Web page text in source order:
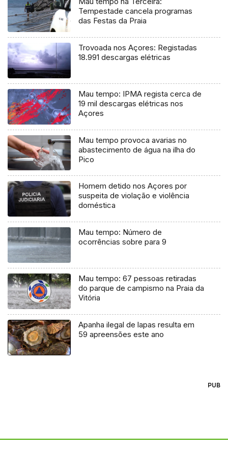
Tempestade cancela programas
das Festas da Praia
Trovoada nos Açores: Registadas
18.991 descargas elétricas
Mau tempo: IPMA regista cerca de
19 mil descargas elétricas nos
Açores
Mau tempo provoca avarias no
abastecimento de água na ilha do
Pico
Homem detido nos Açores por
suspeita de violação e violência
doméstica
Mau tempo: Número de
ocorrências sobre para 9
Mau tempo: 67 pessoas retiradas
do parque de campismo na Praia da
Vitória
Apanha ilegal de lapas resulta em
59 apreensões este ano
PUB